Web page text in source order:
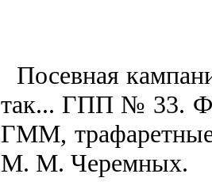
Посевная
так... ГПП № 33.
ГММ,
М. М. Черемных.